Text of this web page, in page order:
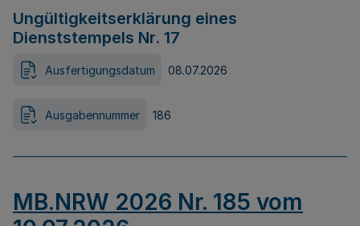
Ungültigkeitserklärung eines
Dienststempels Nr. 17
Ausfertigungsdatum 08.07.2026
Ausgabennummer 186
MB.NRW 2026 Nr. 185 vom